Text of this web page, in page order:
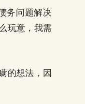
务问题解决
玩意，我需
的想法，因